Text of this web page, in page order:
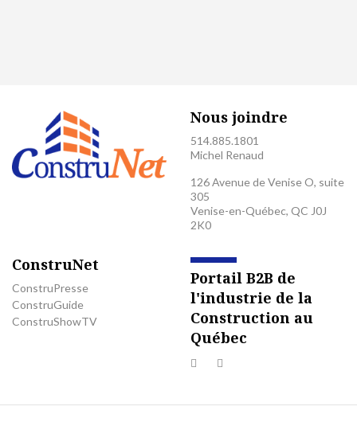
Nous joindre
514.885.1801
Michel Renaud
126 Avenue de Venise O, suite
305
Venise-en-Québec, QC J0J
2K0
ConstruNet
ConstruPresse
ConstruGuide
ConstruShowTV
Portail B2B de
l'industrie de la
Construction au
Québec